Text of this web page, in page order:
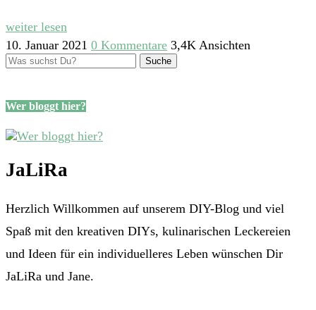
weiter lesen
10. Januar 2021 0 Kommentare 3,4K Ansichten
Wer bloggt hier?
JaLiRa
Herzlich Willkommen auf unserem DIY-Blog und viel
Spaß mit den kreativen DIYs, kulinarischen Leckereien
und Ideen für ein individuelleres Leben wünschen Dir
JaLiRa und Jane.